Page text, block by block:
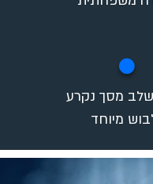
✪
מסך נקרע
מיוחד